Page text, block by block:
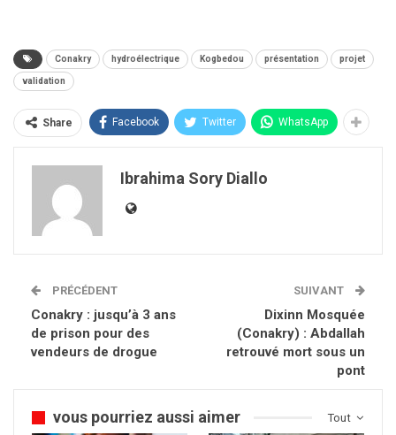
Conakry hydroélectrique Kogbedou présentation projet
validation
Share Facebook Twitter WhatsApp
Ibrahima Sory Diallo
PRÉCÉDENT
Conakry : jusqu’à 3 ans
de prison pour des
vendeurs de drogue
SUIVANT
Dixinn Mosquée
(Conakry) : Abdallah
retrouvé mort sous un
pont
Tout
vous pourriez aussi aimer